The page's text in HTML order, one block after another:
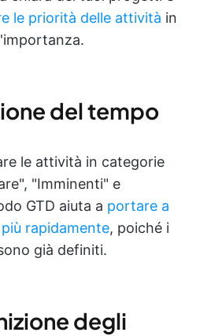
le priorità delle attività in
del tempo
le attività in categorie
"Imminenti" e
GTD aiuta a portare a
rapidamente, poiché i
già definiti.
degli